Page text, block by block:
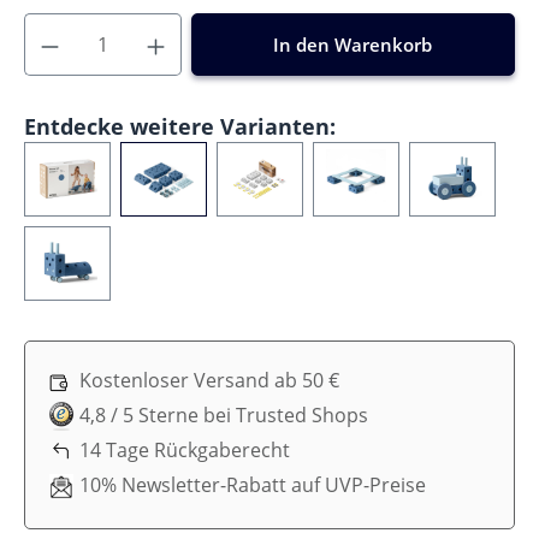
In den Warenkorb
Entdecke weitere Varianten:
Kostenloser Versand ab 50 €
4,8 / 5 Sterne bei Trusted Shops
14 Tage Rückgaberecht
10% Newsletter-Rabatt auf UVP-Preise